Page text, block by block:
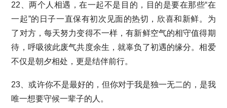
22、两个人相遇，在一起不是目的，目的是要在那些“在
一起”的日子一直保有初次见面的热切，欣喜和新鲜。为
了对方，每天努力变得不一样，有新鲜空气的相守值得期
待，呼吸彼此废气共度余生，就辜负了初遇的缘分。相爱
不仅是朝夕相处，更是结伴前行。
23、或许你不是最好的，但你对于我是独一无二的，是我
唯一想要守候一辈子的人。